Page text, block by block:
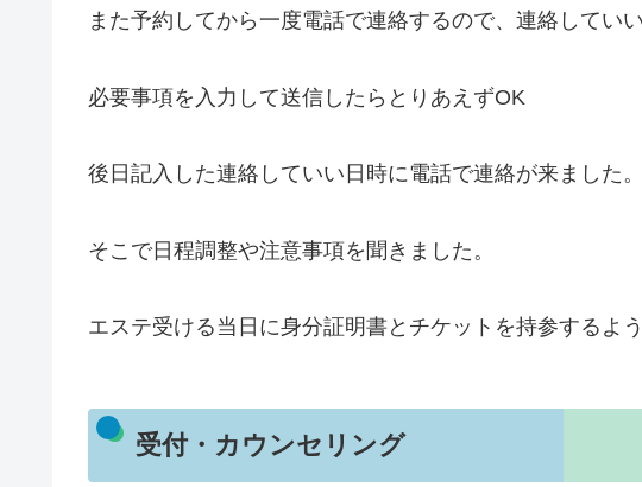
また予約してから一度電話で連絡するので、連絡してい
必要事項を入力して送信したらとりあえずOK
後日記入した連絡していい日時に電話で連絡が来ました。
そこで日程調整や注意事項を聞きました。
エステ受ける当日に身分証明書とチケットを持参するよ
受付・カウンセリング